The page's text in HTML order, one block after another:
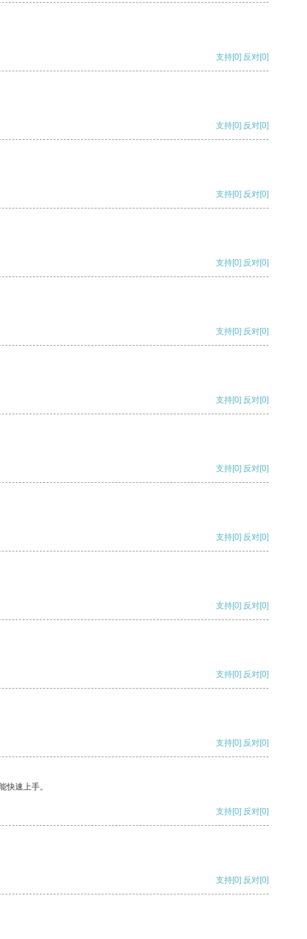
支持[0] 反对[0]
支持[0] 反对[0]
支持[0] 反对[0]
支持[0] 反对[0]
支持[0] 反对[0]
支持[0] 反对[0]
支持[0] 反对[0]
支持[0] 反对[0]
支持[0] 反对[0]
支持[0] 反对[0]
支持[0] 反对[0]
快速上手。
支持[0] 反对[0]
支持[0] 反对[0]